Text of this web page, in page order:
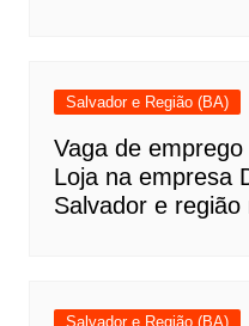
Salvador e Região (BA)
Vaga de
Loja na empresa
Salvador e
Salvador e Região (BA)